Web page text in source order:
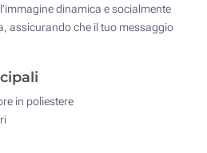
dinamica e socialmente
assicurando che il tuo messaggio
in poliestere